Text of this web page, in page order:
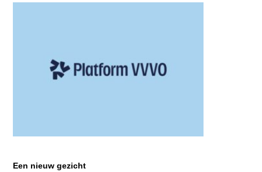
Een nieuw gezicht